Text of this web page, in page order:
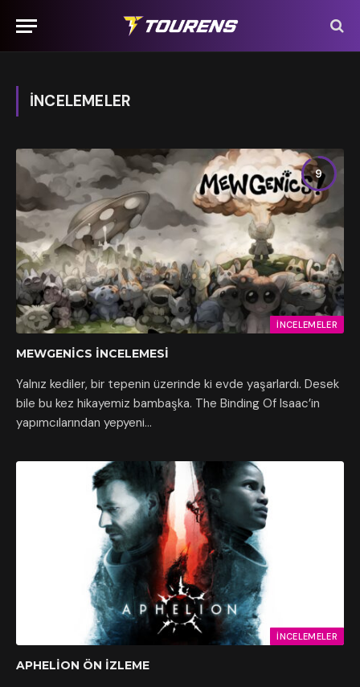
İNCELEMELER
9
İNCELEMELER
MEWGENICS İNCELEMESI
Yalnız kediler, bir tepenin üzerinde ki evde yaşarlardı. Desek
bile bu kez hikayemiz bambaşka. The Binding Of Isaac’in
yapımcılarından yepyeni…
İNCELEMELER
APHELION ÖN İZLEME